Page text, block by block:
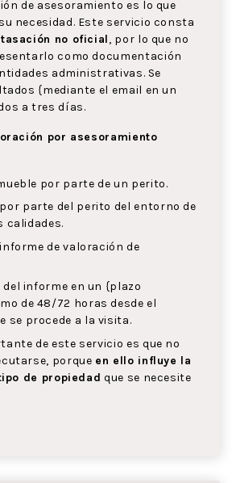
de asesoramiento es lo que
necesidad. Este servicio consta
no oficial, por lo que no
como documentación
administrativas. Se
{mediante el email en un
a tres días.
por asesoramiento
por parte de un perito.
parte del perito del entorno de
calidades.
de valoración de
informe en un {plazo
de 48/72 horas desde el
se procede a la visita.
de este servicio es que no
porque en ello influye la
de propiedad que se necesite